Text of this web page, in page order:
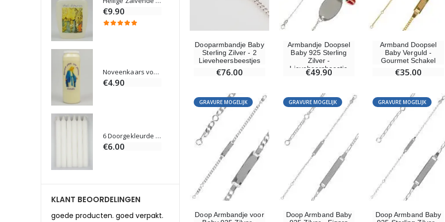
Dooparmbandje Baby
Sterling Zilver - 2
Lieveheersbeestjes
€76.00
Armbandje Doopsel
Baby 925 Sterling
Zilver -
Lieveheersbeestje
€49.90
Armband Doopsel
Baby Verguld -
Gourmet Schakel
€35.00
GRAVURE MOGELIJK
Doop Armbandje voor
GRAVURE MOGELIJK
Doop Armband Baby
GRAVURE MOGELIJK
Doop Armband Baby
€9.90
Noveenkaars voor Genezing - 17,5 cm
€4.90
6 Doorgekleurde Kaarsen Wit
€6.00
€23.00
€59.90
€9.90
Noveenkaars voor Genezing - 17,5 cm
6 Doorgekleurde Kaarsen Wit
€6.00
KLANT BEOORDELINGEN
goede producten. goed verpakt.